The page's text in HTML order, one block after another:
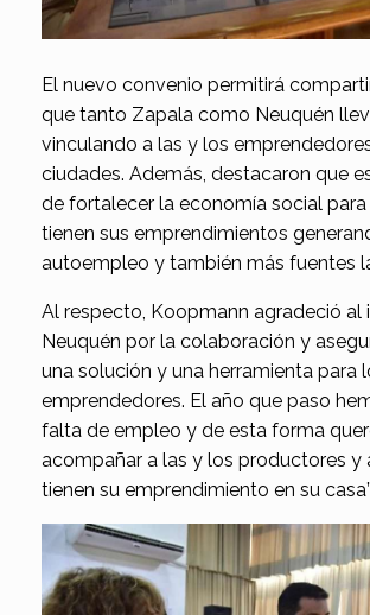
El nuevo convenio permitirá
que tanto Zapala como Neuquén
vinculando a las y los
ciudades. Además, destacaron que
de fortalecer la economía social para
tienen sus emprendimientos
autoempleo y también más fuentes
Al respecto, Koopmann agradeció al
Neuquén por la colaboración y
una solución y una herramienta para
emprendedores. El año que paso
falta de empleo y de esta forma
acompañar a las y los productores y
tienen su emprendimiento en su